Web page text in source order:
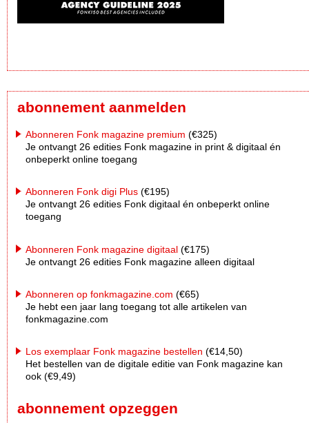
abonnement aanmelden
Abonneren Fonk magazine premium (€325)
Je ontvangt 26 edities Fonk magazine in print & digitaal én
onbeperkt online toegang
Abonneren Fonk digi Plus (€195)
Je ontvangt 26 edities Fonk digitaal én onbeperkt online
toegang
Abonneren Fonk magazine digitaal (€175)
Je ontvangt 26 edities Fonk magazine alleen digitaal
Abonneren op fonkmagazine.com (€65)
Je hebt een jaar lang toegang tot alle artikelen van
fonkmagazine.com
Los exemplaar Fonk magazine bestellen (€14,50)
Het bestellen van de digitale editie van Fonk magazine kan
ook (€9,49)
abonnement opzeggen